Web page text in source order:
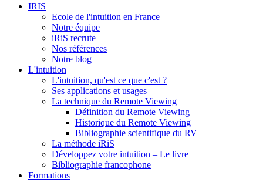
IRIS
Ecole de l'intuition en France
Notre équipe
iRiS recrute
Nos références
Notre blog
L'intuition
L'intuition, qu'est ce que c'est ?
Ses applications et usages
La technique du Remote Viewing
Définition du Remote Viewing
Historique du Remote Viewing
Bibliographie scientifique du RV
La méthode iRiS
Développez votre intuition – Le livre
Bibliographie francophone
Formations